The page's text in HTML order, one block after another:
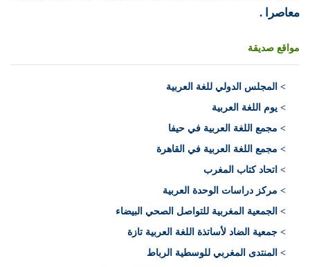
معاصرا .
مواقع صديقة
> المجلس الدولي للغة العربية
> يوم اللغة العربية
> مجمع اللغة العربية في حيفا
> مجمع اللغة العربية في القاهرة
> اتحاد كتاب المغرب
> مركز دراسات الوحدة العربية
> الجمعية المغربية للتواصل الصحي البيضاء
> جمعية الضاد لأساتذة اللغة العربية تازة
> المنتدى المغربي للوسطية الرباط